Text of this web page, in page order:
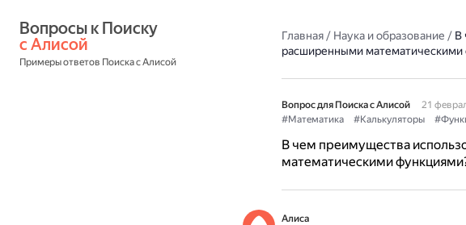
с Алисой
Примеры ответов Поиска с Алисой
Главная/ Наука и образование / В
расширенными математическими
Вопрос для Поиска с Алисой
21
#Математика
#Калькуляторы
В чем преимущества
математическими
Алиса